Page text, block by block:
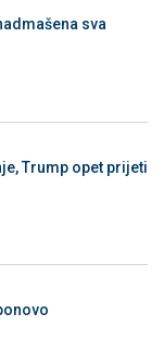
sva
Trump opet prijeti